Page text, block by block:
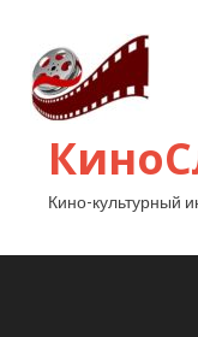
Кино-культурный